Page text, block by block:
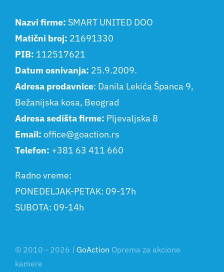
Nazvi firme: SMART UNITED DOO
Matični broj: 21691330
PIB: 112517621
Datum osnivanja: 25.9.2009.
Adresa prodavnice: Danila Lekića Španca 9,
Bežanijska kosa, Beograd
Adresa sedišta firme: Pljevaljska 8
Email: office@goaction.rs
Telefon: +381 63 411 660
Radno vreme:
PONEDELJAK-PETAK: 09-17h
SUBOTA: 09-14h
© 2010 - 2026 | GoAction Oprema za akcione
kamere